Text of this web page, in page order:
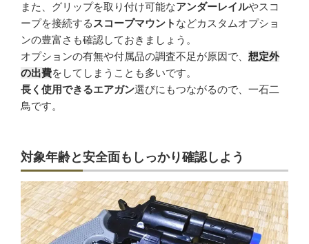
また、グリップを取り付け可能なアンダーレイルやスコ
ープを接続する スコープマウント などカスタムオプショ
ンの豊富さも確認しておきましょう。
オプションの有無や付属品の調査不足が原因で、 想定外
の出費をしてしまうことも多いです。
長く使用できるエアガン選びにもつながるので、一石二
鳥です。
対象年齢と安全面もしっかり確認しよう